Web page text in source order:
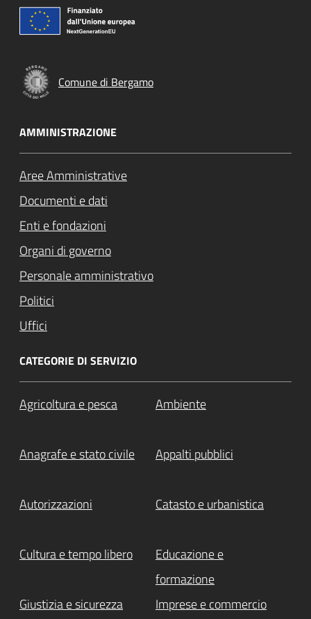
Comune di Bergamo
AMMINISTRAZIONE
Aree Amministrative
Documenti e dati
Enti e fondazioni
Organi di governo
Personale amministrativo
Politici
Uffici
CATEGORIE DI SERVIZIO
Agricoltura e pesca Ambiente
Anagrafe e stato civile Appalti pubblici
Autorizzazioni Catasto e urbanistica
Cultura e tempo libero
Educazione e
formazione
Giustizia e sicurezza
Imprese e commercio